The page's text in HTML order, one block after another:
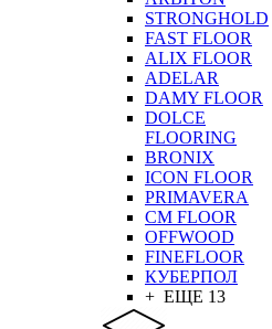
STRONGHOLD
FAST FLOOR
ALIX FLOOR
ADELAR
DAMY FLOOR
DOLCE
FLOORING
BRONIX
ICON FLOOR
PRIMAVERA
CM FLOOR
OFFWOOD
FINEFLOOR
КУБЕРПОЛ
+ ЕЩЕ 13